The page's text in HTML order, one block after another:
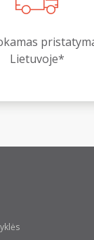
Lietuvoje*